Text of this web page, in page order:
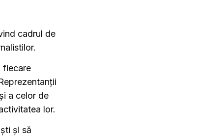
cadrul de
fiecare
a celor de
lor.
și să